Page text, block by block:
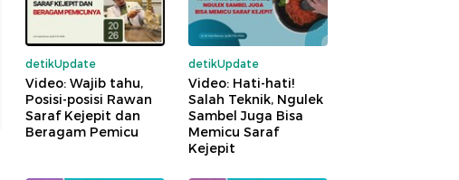
detikUpdate
Video: Wajib tahu,
Posisi-posisi Rawan
Saraf Kejepit dan
Beragam Pemicu
detikUpdate
Video: Hati-hati!
Salah Teknik, Ngulek
Sambel Juga Bisa
Memicu Saraf
Kejepit